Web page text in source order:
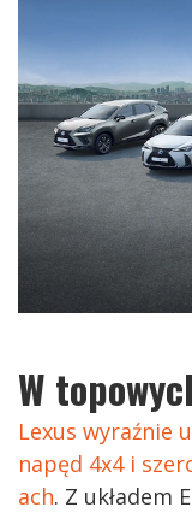
W
Lexus wyraźnie
napęd 4x4 i
ach. Z układem